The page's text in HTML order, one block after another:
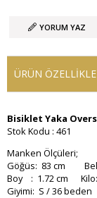
YORUM YAZ
ÜRÜN
Bisiklet Yaka
Stok Kodu : 461
Manken Ölçüleri;
Göğüs: 83 cm
Boy : 1.72 cm Kilo:
Giyimi: S / 36 beden